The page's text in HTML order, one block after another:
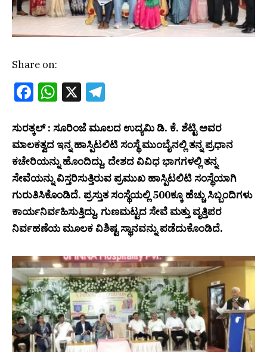
Share on:
Facebook
WhatsApp
X
ಸುರತ್ಕಲ್ : ಸೂರಿಂಜೆ ಮೂಲದ ಉದ್ಯಮಿ ಡಿ. ಕೆ. ಶೆಟ್ಟಿ ಅವರ
ಮಾಲಕತ್ವದ ಇನ್ನ ಹಾಸ್ಪಿಟಲಿಟಿ ಸಂಸ್ಥೆ ಮುಂಬೈನಲ್ಲಿ ತನ್ನ ಪ್ರಧಾನ
ಕಚೇರಿಯನ್ನು ಹೊಂದಿದ್ದು, ದೇಶದ ವಿವಿಧ ಭಾಗಗಳಲ್ಲಿ ತನ್ನ
ಸೇವೆಯನ್ನು ವಿಸ್ತರಿಸುತ್ತಿರುವ ಪ್ರಮುಖ ಹಾಸ್ಪಿಟಲಿಟಿ ಸಂಸ್ಥೆಯಾಗಿ
ಗುರುತಿಸಿಕೊಂಡಿದೆ. ಪ್ರಸ್ತುತ ಸಂಸ್ಥೆಯಲ್ಲಿ 500ಕ್ಕೂ ಹೆಚ್ಚು ಸಿಬ್ಬಂದಿಗಳು
ಕಾರ್ಯನಿರ್ವಹಿಸುತ್ತಿದ್ದು, ಗುಣಮಟ್ಟದ ಸೇವೆ ಮತ್ತು ವೃತ್ತಿಪರ
ನಿರ್ವಹಣೆಯ ಮೂಲಕ ವಿಶಿಷ್ಟ ಸ್ಥಾನವನ್ನು ಪಡೆದುಕೊಂಡಿದೆ.